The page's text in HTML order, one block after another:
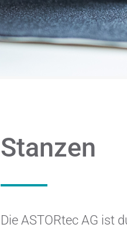
Stanzen
Die ASTORtec AG ist